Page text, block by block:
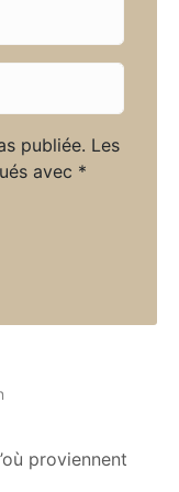
proviennent
publiée. Les
avec *